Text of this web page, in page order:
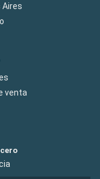
Aires
venta